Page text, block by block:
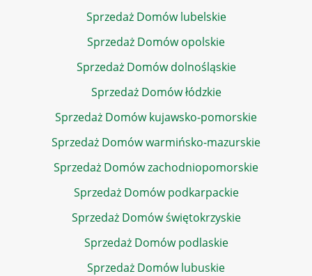
Sprzedaż Domów lubelskie
Sprzedaż Domów opolskie
Sprzedaż Domów dolnośląskie
Sprzedaż Domów łódzkie
Sprzedaż Domów kujawsko-pomorskie
Sprzedaż Domów warmińsko-mazurskie
Sprzedaż Domów zachodniopomorskie
Sprzedaż Domów podkarpackie
Sprzedaż Domów świętokrzyskie
Sprzedaż Domów podlaskie
Sprzedaż Domów lubuskie